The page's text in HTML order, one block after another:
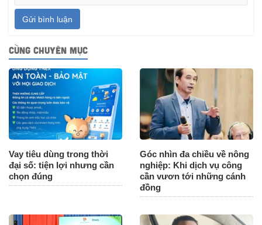
Gửi bình luận
CÙNG CHUYÊN MỤC
Vay tiêu dùng trong thời
đại số: tiện lợi nhưng cần
chọn đúng
Góc nhìn đa chiều về nông
nghiệp: Khi dịch vụ công
cần vươn tới những cánh
đồng